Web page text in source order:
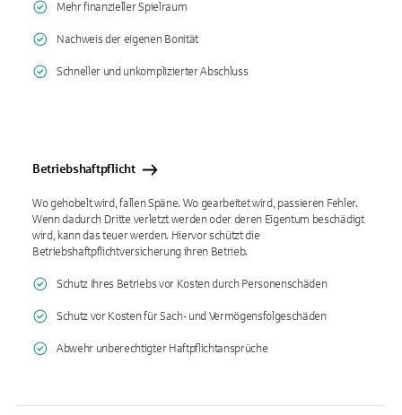
Mehr finanzieller Spielraum
Nachweis der eigenen Bonität
Schneller und unkomplizierter Abschluss
Betriebshaftpflicht
Wo gehobelt wird, fallen Späne. Wo gearbeitet wird, passieren Fehler.
Wenn dadurch Dritte verletzt werden oder deren Eigentum beschädigt
wird, kann das teuer werden. Hiervor schützt die
Betriebshaftpflichtversicherung ihren Betrieb.
Schutz Ihres Betriebs vor Kosten durch Personenschäden
Schutz vor Kosten für Sach- und Vermögensfolgeschäden
Abwehr unberechtigter Haftpflichtansprüche